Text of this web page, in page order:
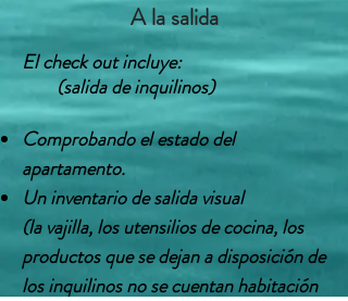
A la salida
El check out incluye:
(salida de inquilinos)
Comprobando el estado del
apartamento.
Un inventario de salida visual
(la vajilla, los utensilios de cocina, los
productos que se dejan a disposición de
los inquilinos no se cuentan habitación